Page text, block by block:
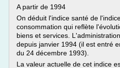
A partir de 1994
On déduit l'indice santé de
consommation qui reflète
biens et services.
depuis janvier 1994 (il est entré
du 24 décembre 1993).
La valeur actuelle de cet indice